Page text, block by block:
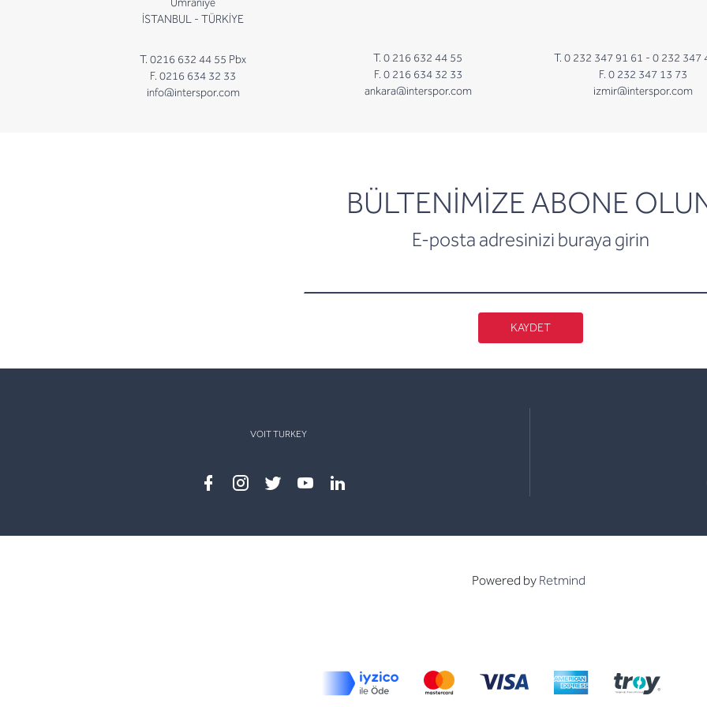
İSTANBUL - TÜRKİYE
T. 0216 632 44 55 Pbx
F. 0216 634 32 33
info@interspor.com
T. 0 216 632 44 55
F. 0 216 634 32 33
ankara@interspor.com
T. 0 232 347 91 61 - 0 232 347
F. 0 232 347 13 73
izmir@interspor.com
BÜLTENİMİZE ABONE
E-posta adresinizi buraya girin
newsletter
KAYDET
VOIT TURKEY
Powered by Retmind